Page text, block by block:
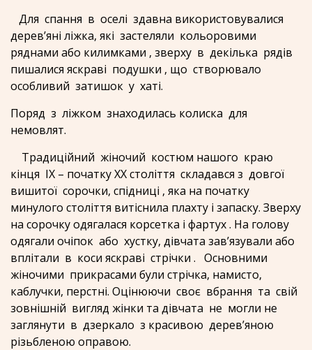
Для спання в оселі здавна використовувалися
дерев’яні ліжка, які застеляли кольоровими
ряднами або килимками , зверху в декілька рядів
пишалися яскраві подушки , що створювало
особливий затишок у хаті.
Поряд з ліжком знаходилась колиска для
немовлят.
Традиційний жіночий костюм нашого краю
кінця ІХ – початку ХХ століття складався з довгої
вишитої сорочки, спідниці , яка на початку
минулого століття витіснила плахту і запаску. Зверху
на сорочку одягалася корсетка і фартух . На голову
одягали очіпок або хустку, дівчата зав’язували або
вплітали в коси яскраві стрічки . Основними
жіночими прикрасами були стрічка, намисто,
каблучки, перстні. Оцінюючи своє вбрання та свій
зовнішній вигляд жінки та дівчата не могли не
заглянути в дзеркало з красивою дерев’яною
різьбленою оправою.